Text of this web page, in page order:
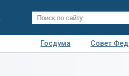
Госдума
Совет